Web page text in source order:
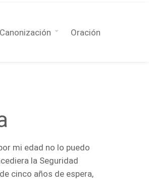
Oración
mi edad no lo puedo
la Seguridad
cinco años de espera,